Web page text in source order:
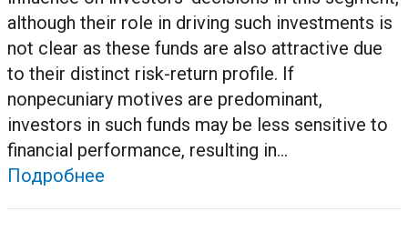
although their role in driving such investments is
not clear as these funds are also attractive due
to their distinct risk-return profile. If
nonpecuniary motives are predominant,
investors in such funds may be less sensitive to
financial performance, resulting in...
Подробнее